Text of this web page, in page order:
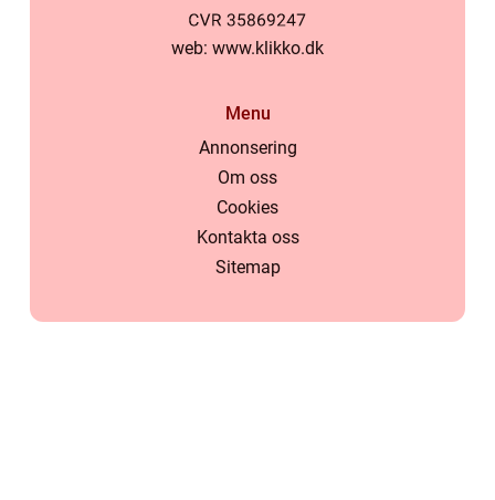
web: www.klikko.dk
Menu
Annonsering
Om oss
Cookies
Kontakta oss
Sitemap